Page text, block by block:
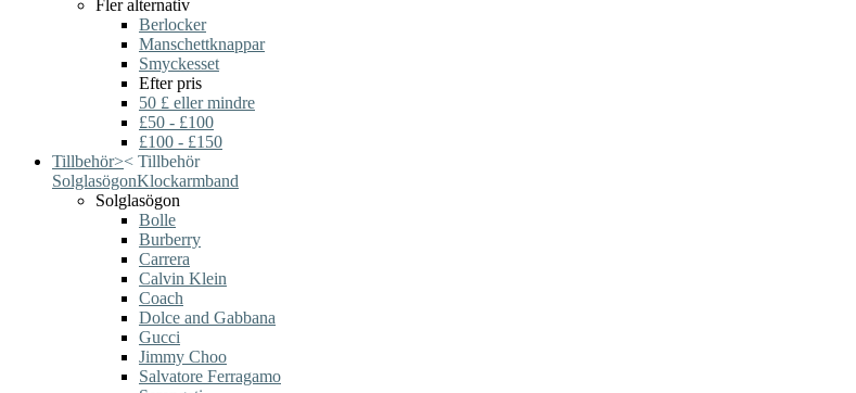
Fler alternativ
Berlocker
Manschettknappar
Smyckesset
Efter pris
50 £ eller mindre
£50 - £100
£100 - £150
Tillbehör>< Tillbehör
SolglasögonKlockarmband
Solglasögon
Bolle
Burberry
Carrera
Calvin Klein
Coach
Dolce and Gabbana
Gucci
Jimmy Choo
Salvatore Ferragamo